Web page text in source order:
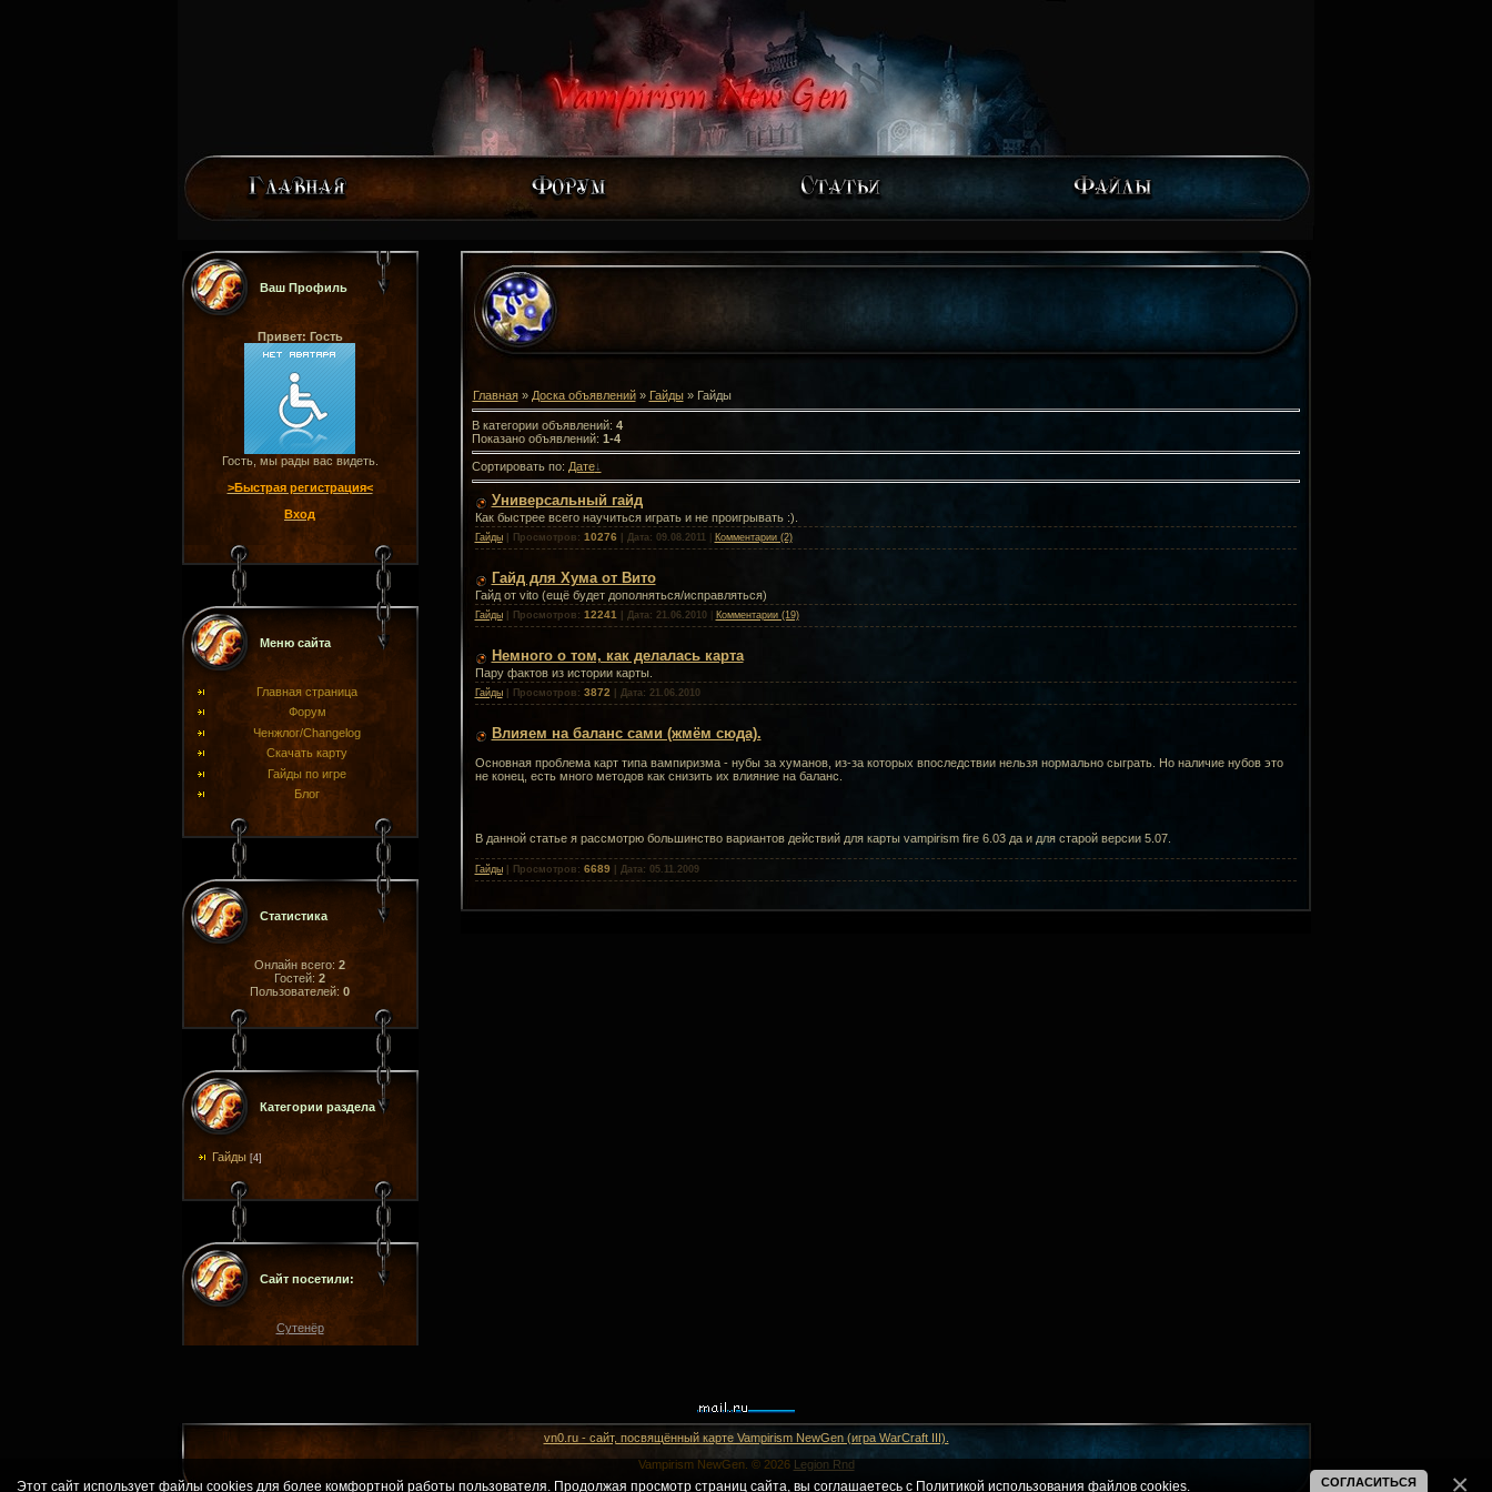
Ваш Профиль
Привет: Гость
Гость, мы рады вас видеть.
>Быстрая регистрация<
Вход
Меню сайта
Главная страница
Форум
Ченжлог/Changelog
Скачать карту
Гайды по игре
Блог
Статистика
Онлайн всего: 2
Гостей: 2
Пользователей: 0
Категории раздела
Гайды [4]
Сайт посетили:
Сутенёр
Главная» Доска объявлений» Гайды» Гайды
В категории объявлений: 4
Показано объявлений: 1-4
Сортировать по: Дате
Универсальный гайд
Как быстрее всего научиться играть и не проигрывать :).
Гайды | Просмотров: 10276 | Дата: 09.08.2011 Комментарии (2)
Гайд для Хума от Вито
Гайд от vito (ещё будет дополняться/исправляться)
Гайды | Просмотров: 12241 | Дата: 21.06.2010| Комментарии (19)
Немного о том, как делалась карта
Пару фактов из истории карты.
Гайды | Просмотров: 3872 | Дата: 21.06.2010
Влияем на баланс сами (жмём сюда).
Основная проблема карт типа вампиризма - нубы за хуманов, из-за которых впоследствии нельзя нормально сыграть. Но наличие нубов это
не конец, есть много методов как снизить их влияние на баланс.
В данной статье я рассмотрю большинство вариантов действий для карты vampirism fire 6.03 да и для старой версии 5.07.
Гайды | Просмотров: 6689| Дата: 05.11.2009
vn0.ru - сайт, посвящённый карте Vampirism NewGen (игра WarCraft III).
Vampirism NewGen. © 2026 Legion Rnd
Этот сайт использует файлы cookies для более комфортной работы пользователя. Продолжая просмотр страниц сайта, вы соглашаетесь с Политикой использования файлов cookies СОГЛАСИТЬСЯ